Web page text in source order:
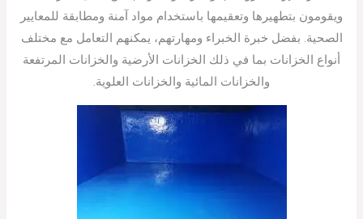
ويقومون بتطهيرها وتعقيمها باستخدام مواد آمنة ومطابقة للمعايير
الصحية. بفضل خبرة الخبراء ومهارتهم، يمكنهم التعامل مع مختلف
أنواع الخزانات بما في ذلك الخزانات الأرضية والخزانات المرتفعة
والخزانات المائية والخزانات العلوية.